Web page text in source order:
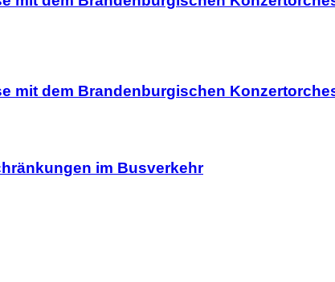
mit dem Brandenburgischen
im Busverkehr